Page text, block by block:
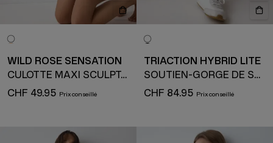
WILD ROSE SENSATION
CULOTTE MAXI SCULPTANTE
CHF 49.95
TRIACTION HYBRID LITE
SOUTIEN-GORGE DE SPORT
CHF 84.95